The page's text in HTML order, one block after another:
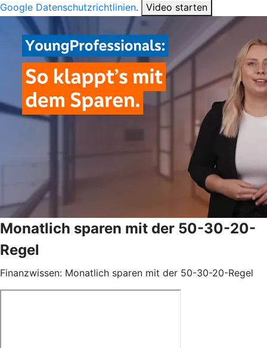
Google Datenschutzrichtlinien. Video starten
Monatlich sparen mit der 50-30-20-
Regel
Finanzwissen: Monatlich sparen mit der 50-30-20-Regel